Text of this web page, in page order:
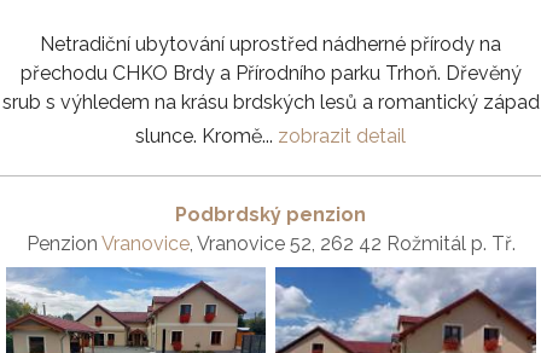
Netradiční ubytování uprostřed nádherné přírody na
přechodu CHKO Brdy a Přírodního parku Trhoň. Dřevěný
srub s výhledem na krásu brdských lesů a romantický západ
slunce. Kromě... zobrazit detail
Podbrdský penzion
Penzion Vranovice, Vranovice 52, 262 42 Rožmitál p. Tř.